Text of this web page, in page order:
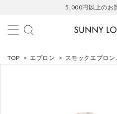
5,000円以上のお
TOP > エプロン > スモックエプロン